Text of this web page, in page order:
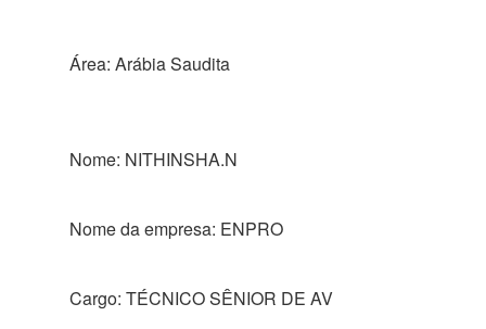
Área: Arábia Saudita
Nome: NITHINSHA.N
Nome da empresa: ENPRO
Cargo: TÉCNICO SÊNIOR DE AV